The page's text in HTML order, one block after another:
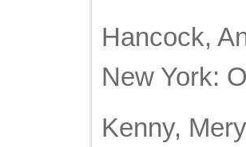
Hancock,
New York:
Kenny,